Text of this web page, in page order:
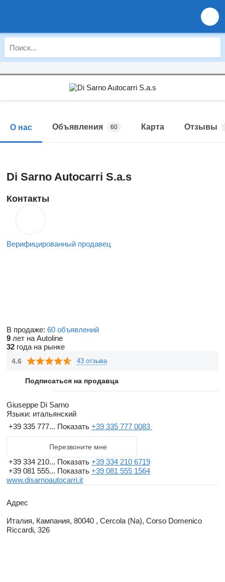
О нас Объявления 60 Карта Отзывы
Di Sarno Autocarri S.a.s
Контакты
Верифицированный продавец
В продаже: 60 объявлений
9 лет на Autoline
32 года на рынке
4.6 43 отзыва
Подписаться на продавца
Giuseppe Di Sarno
Языки: итальянский
+39 335 777... Показать +39 335 777 0083
Перезвоните мне
+39 334 210... Показать +39 334 210 6719
+39 081 555... Показать +39 081 555 1564
www.disarnoautocarri.it
Адрес
Италия, Кампания, 80040 , Cercola (Na), Corso Domenico
Riccardi, 326